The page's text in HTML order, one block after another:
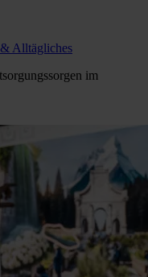
Alltägliches
im